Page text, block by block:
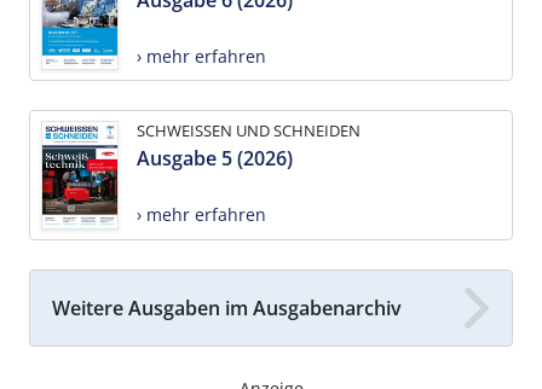
› mehr erfahren
SCHWEISSEN UND SCHNEIDEN
Ausgabe 5 (2026)
› mehr erfahren
Weitere Ausgaben im Ausgabenarchiv